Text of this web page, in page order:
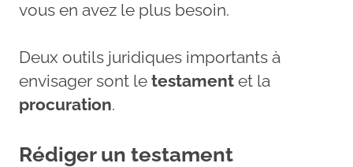
vous en avez le plus besoin.
Deux outils juridiques importants à
envisager sont le testament et la
procuration.
Rédiger un testament